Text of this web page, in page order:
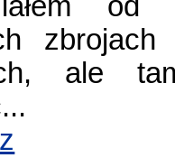
ale